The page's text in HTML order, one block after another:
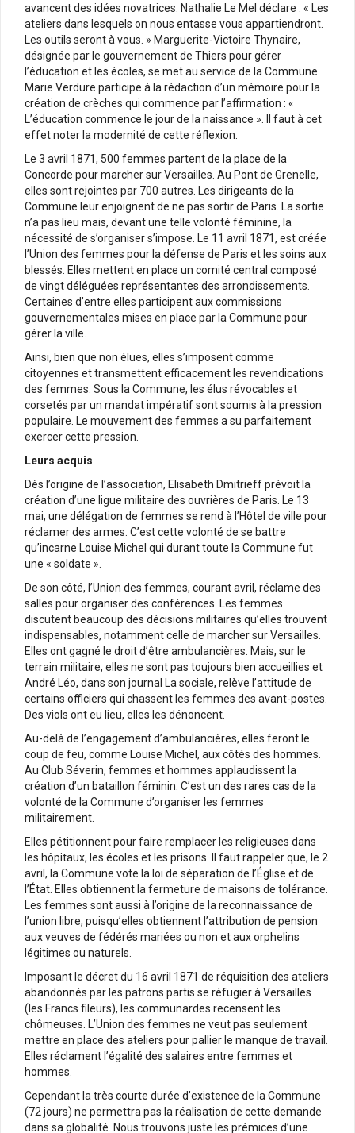
avancent des idées novatrices. Nathalie Le Mel déclare : « Les
ateliers dans lesquels on nous entasse vous appartiendront.
Les outils seront à vous. » Marguerite-Victoire Thynaire,
désignée par le gouvernement de Thiers pour gérer
l’éducation et les écoles, se met au service de la Commune.
Marie Verdure participe à la rédaction d’un mémoire pour la
création de crèches qui commence par l’affirmation : «
L’éducation commence le jour de la naissance ». Il faut à cet
effet noter la modernité de cette réflexion.
Le 3 avril 1871, 500 femmes partent de la place de la
Concorde pour marcher sur Versailles. Au Pont de Grenelle,
elles sont rejointes par 700 autres. Les dirigeants de la
Commune leur enjoignent de ne pas sortir de Paris. La sortie
n’a pas lieu mais, devant une telle volonté féminine, la
nécessité de s’organiser s’impose. Le 11 avril 1871, est créée
l’Union des femmes pour la défense de Paris et les soins aux
blessés. Elles mettent en place un comité central composé
de vingt déléguées représentantes des arrondissements.
Certaines d’entre elles participent aux commissions
gouvernementales mises en place par la Commune pour
gérer la ville.
Ainsi, bien que non élues, elles s’imposent comme
citoyennes et transmettent efficacement les revendications
des femmes. Sous la Commune, les élus révocables et
corsetés par un mandat impératif sont soumis à la pression
populaire. Le mouvement des femmes a su parfaitement
exercer cette pression.
Leurs acquis
Dès l’origine de l’association, Elisabeth Dmitrieff prévoit la
création d’une ligue militaire des ouvrières de Paris. Le 13
mai, une délégation de femmes se rend à l’Hôtel de ville pour
réclamer des armes. C’est cette volonté de se battre
qu’incarne Louise Michel qui durant toute la Commune fut
une « soldate ».
De son côté, l’Union des femmes, courant avril, réclame des
salles pour organiser des conférences. Les femmes
discutent beaucoup des décisions militaires qu’elles trouvent
indispensables, notamment celle de marcher sur Versailles.
Elles ont gagné le droit d’être ambulancières. Mais, sur le
terrain militaire, elles ne sont pas toujours bien accueillies et
André Léo, dans son journal La sociale, relève l’attitude de
certains officiers qui chassent les femmes des avant-postes.
Des viols ont eu lieu, elles les dénoncent.
Au-delà de l’engagement d’ambulancières, elles feront le
coup de feu, comme Louise Michel, aux côtés des hommes.
Au Club Séverin, femmes et hommes applaudissent la
création d’un bataillon féminin. C’est un des rares cas de la
volonté de la Commune d’organiser les femmes
militairement.
Elles pétitionnent pour faire remplacer les religieuses dans
les hôpitaux, les écoles et les prisons. Il faut rappeler que, le 2
avril, la Commune vote la loi de séparation de l’Église et de
l’État. Elles obtiennent la fermeture de maisons de tolérance.
Les femmes sont aussi à l’origine de la reconnaissance de
l’union libre, puisqu’elles obtiennent l’attribution de pension
aux veuves de fédérés mariées ou non et aux orphelins
légitimes ou naturels.
Imposant le décret du 16 avril 1871 de réquisition des ateliers
abandonnés par les patrons partis se réfugier à Versailles
(les Francs fileurs), les communardes recensent les
chômeuses. L’Union des femmes ne veut pas seulement
mettre en place des ateliers pour pallier le manque de travail.
Elles réclament l’égalité des salaires entre femmes et
hommes.
Cependant la très courte durée d’existence de la Commune
(72 jours) ne permettra pas la réalisation de cette demande
dans sa globalité. Nous trouvons juste les prémices d’une